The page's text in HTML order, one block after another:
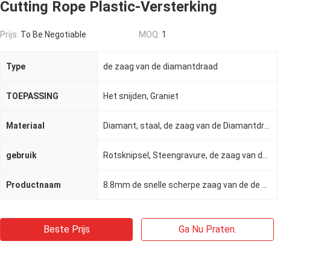
Cutting Rope Plastic-Versterking
Prijs: To Be Negotiable MOQ: 1
Type de zaag van de diamantdraad
TOEPASSING Het snijden, Graniet
Materiaal
gebruik
Productnaam
Beste Prijs Ga Nu Praten.